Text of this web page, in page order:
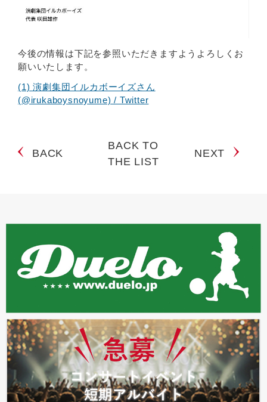
今後の情報は下記を参照いただきますようよろしくお
願いいたします。
(1) 演劇集団イルカボーイズさん
(@irukaboysnoyume) / Twitter
BACK
BACK TO
THE LIST
NEXT